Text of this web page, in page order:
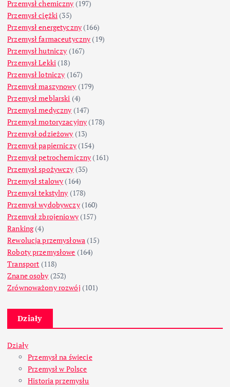
Przemysł chemiczny (197)
Przemysł ciężki (35)
Przemysł energetyczny (166)
Przemysł farmaceutyczny (19)
Przemysł hutniczy (167)
Przemysł Lekki (18)
Przemysł lotniczy (167)
Przemysł maszynowy (179)
Przemysł meblarski (4)
Przemysł medyczny (147)
Przemysł motoryzacyjny (178)
Przemysł odzieżowy (13)
Przemysł papierniczy(154)
Przemysł petrochemiczny (161)
Przemysł spożywczy (35)
Przemysł stalowy (164)
Przemysł tekstylny (178)
Przemysł wydobywczy(160)
Przemysł zbrojeniowy(157)
Ranking(4)
Rewolucja przemysłowa (15)
Roboty przemysłowe (164)
Transport (118)
Znane osoby (252)
Zrównoważony rozwój (101)
Działy
Działy
Przemysł na świecie
Przemysł w Polsce
Historia przemysłu